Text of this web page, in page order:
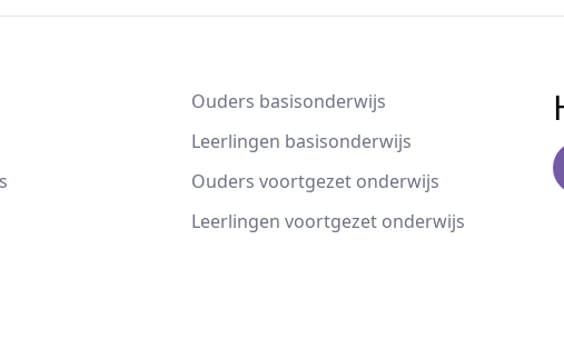
Ouders basisonderwijs
Leerlingen basisonderwijs
Ouders voortgezet onderwijs
Leerlingen voortgezet onderwijs